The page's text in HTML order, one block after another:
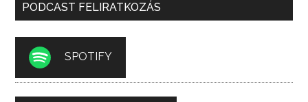
PODCAST FELIRATKOZÁS
SPOTIFY